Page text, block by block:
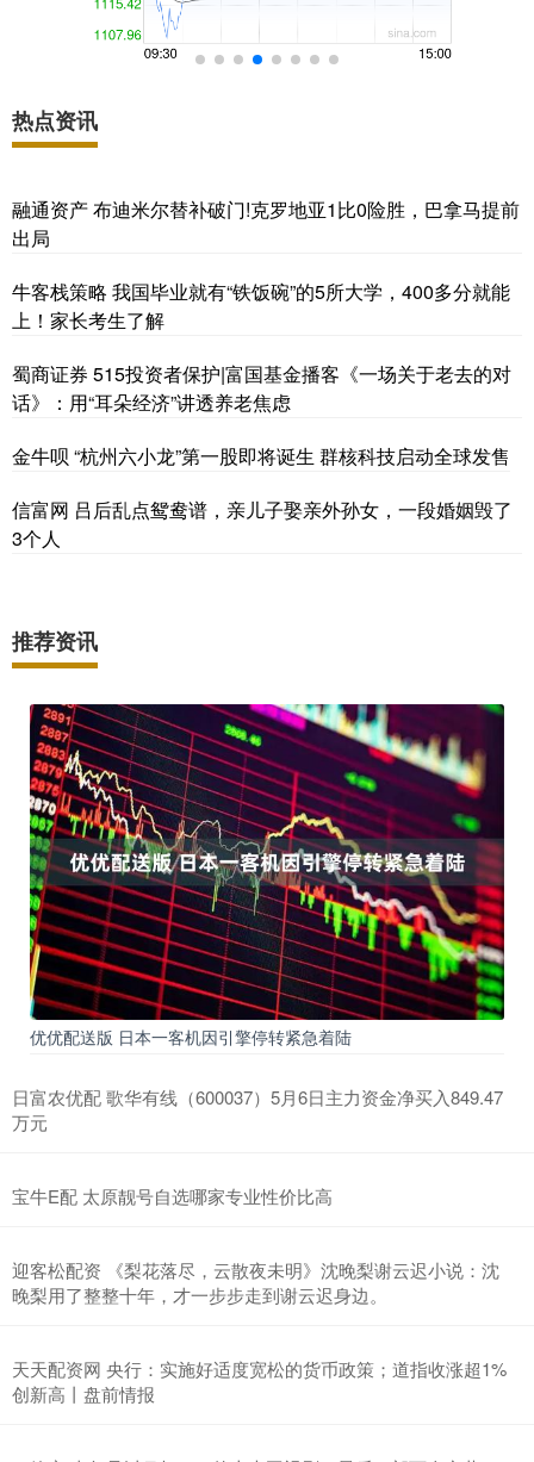
热点资讯
融通资产 布迪米尔替补破门!克罗地亚1比0险胜，巴拿马提前
出局
牛客栈策略 我国毕业就有“铁饭碗”的5所大学，400多分就能
上！家长考生了解
蜀商证券 515投资者保护|富国基金播客《一场关于老去的对
话》：用“耳朵经济”讲透养老焦虑
金牛呗 “杭州六小龙”第一股即将诞生 群核科技启动全球发售
信富网 吕后乱点鸳鸯谱，亲儿子娶亲外孙女，一段婚姻毁了
3个人
推荐资讯
优优配送版 日本一客机因引擎停转紧急着陆
日富农优配 歌华有线（600037）5月6日主力资金净买入849.47
万元
宝牛E配 太原靓号自选哪家专业性价比高
迎客松配资 《梨花落尽，云散夜未明》沈晚梨谢云迟小说：沈
晚梨用了整整十年，才一步步走到谢云迟身边。
天天配资网 央行：实施好适度宽松的货币政策；道指收涨超1%
创新高丨盘前情报